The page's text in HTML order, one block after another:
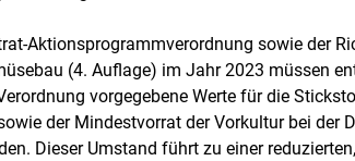
Aktionsprogrammverordnung sowie der
(4. Auflage) im Jahr 2023 müssen
vorgegebene Werte für die
der Mindestvorrat der Vorkultur bei der
Dieser Umstand führt zu einer